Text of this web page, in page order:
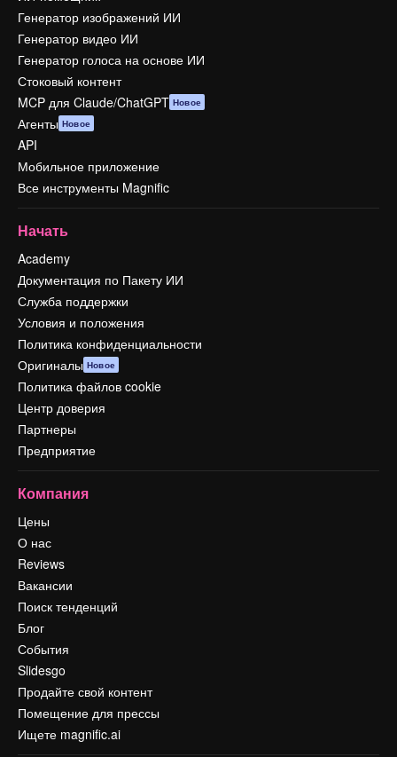
Генератор изображений ИИ
Генератор видео ИИ
Генератор голоса на основе ИИ
Стоковый контент
MCP для Claude/ChatGPT Новое
Агенты Новое
API
Мобильное приложение
Все инструменты Magnific
Начать
Academy
Документация по Пакету ИИ
Служба поддержки
Условия и положения
Политика конфиденциальности
Оригиналы Новое
Политика файлов cookie
Центр доверия
Партнеры
Предприятие
Компания
Цены
О нас
Reviews
Вакансии
Поиск тенденций
Блог
События
Slidesgo
Продайте свой контент
Помещение для прессы
Ищете magnific.ai